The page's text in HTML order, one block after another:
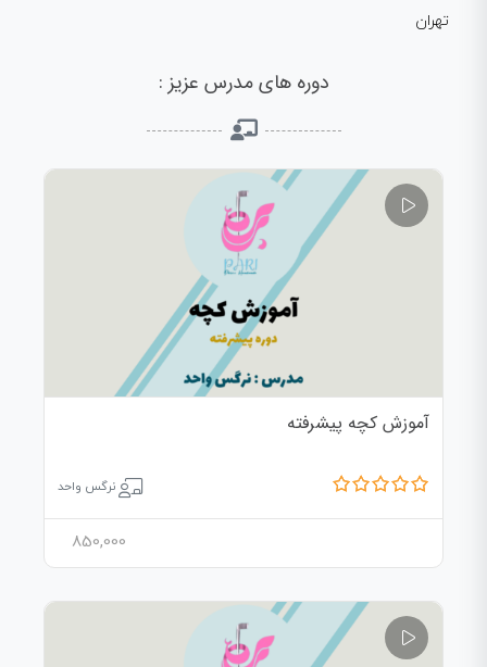
تهران
دوره های مدرس عزیز :
آموزش کچه پیشرفته
نرگس واحد
850,000